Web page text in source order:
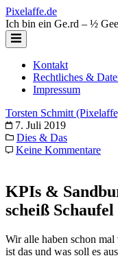
Zum
Inhalt
springen
Pixelaffe.de
Ich bin ein Ge.rd – ½
Kontakt
Rechtliches &
Impressum
Torsten Schmitt
7. Juli 2019
Dies & Das
Keine Kommentare
KPIs &
scheiß
Wir alle haben schon
ist das und was soll es